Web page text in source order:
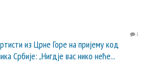
1
из Црне Горе на пријему код
Србије: „Нигдје вас нико неће...